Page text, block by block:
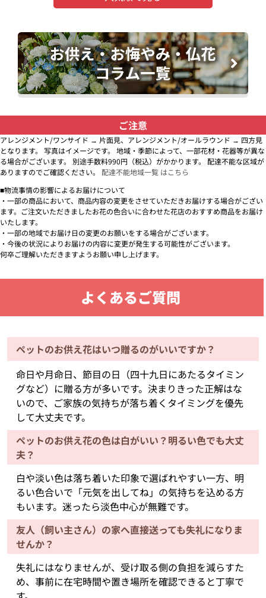
ご注意
アレンジメント/ワンサイド → 片面見、アレンジメント/オールラウンド → 四方見
となります。 写真はイメージです。 地域・季節によって、一部花材・花器等が異な
る場合がございます。 別途手数料990円（税込）がかかります。 配達不能な区域が
ありますのでご確認ください。 配達不能地域一覧 はこちら
■物流事情の影響によるお届けについて
・一部の商品において、商品内容の変更をさせていただきお届けする場合がござい
ます。ご注文いただきましたお花の色合いに合わせた花店のおすすめ商品をお届け
いたします。
・一部の地域でお届け日の変更のお願いをする場合がございます。
・今後の状況によりお届けの内容に変更が発生する可能性がございます。
何卒ご理解いただきますようお願い申し上げます。
よくあるご質問
ペットのお供え花はいつ贈るのがいいですか？
命日や月命日、節目の日（四十九日にあたるタイミン
グなど）に贈る方が多いです。決まりきった正解はな
いので、ご家族の気持ちが落ち着くタイミングを優先
して大丈夫です。
ペットのお供え花の色は白がいい？明るい色でも大丈
夫？
白や淡い色は落ち着いた印象で選ばれやすい一方、明
るい色合いで「元気を出してね」の気持ちを込める方
もいます。迷ったら淡色中心が無難です。
友人（飼い主さん）の家へ直接送っても失礼になりま
せんか？
失礼にはなりませんが、受け取る側の負担を減らすた
め、事前に在宅時間や置き場所を確認できると丁寧で